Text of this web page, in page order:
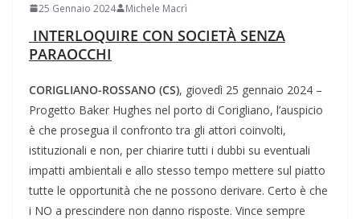
25 Gennaio 2024 Michele Macrì
INTERLOQUIRE CON SOCIETÀ SENZA
PARAOCCHI
CORIGLIANO-ROSSANO (CS), giovedì 25 gennaio 2024 –
Progetto Baker Hughes nel porto di Corigliano, l’auspicio
è che prosegua il confronto tra gli attori coinvolti,
istituzionali e non, per chiarire tutti i dubbi su eventuali
impatti ambientali e allo stesso tempo mettere sul piatto
tutte le opportunità che ne possono derivare. Certo è che
i NO a prescindere non danno risposte. Vince sempre